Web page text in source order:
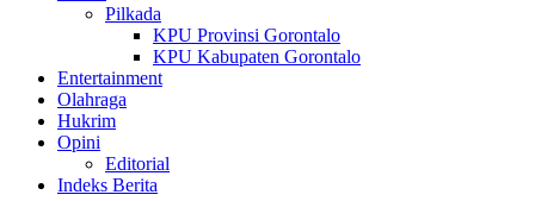
Pilkada
KPU Provinsi Gorontalo
KPU Kabupaten Gorontalo
Entertainment
Olahraga
Hukrim
Opini
Editorial
Indeks Berita